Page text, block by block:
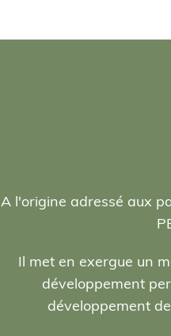
A l'origine adressé aux
Il met en exergue un
développement
développement